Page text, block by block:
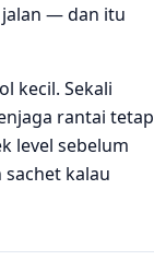
— dan itu
kecil. Sekali
rantai tetap
level sebelum
kalau